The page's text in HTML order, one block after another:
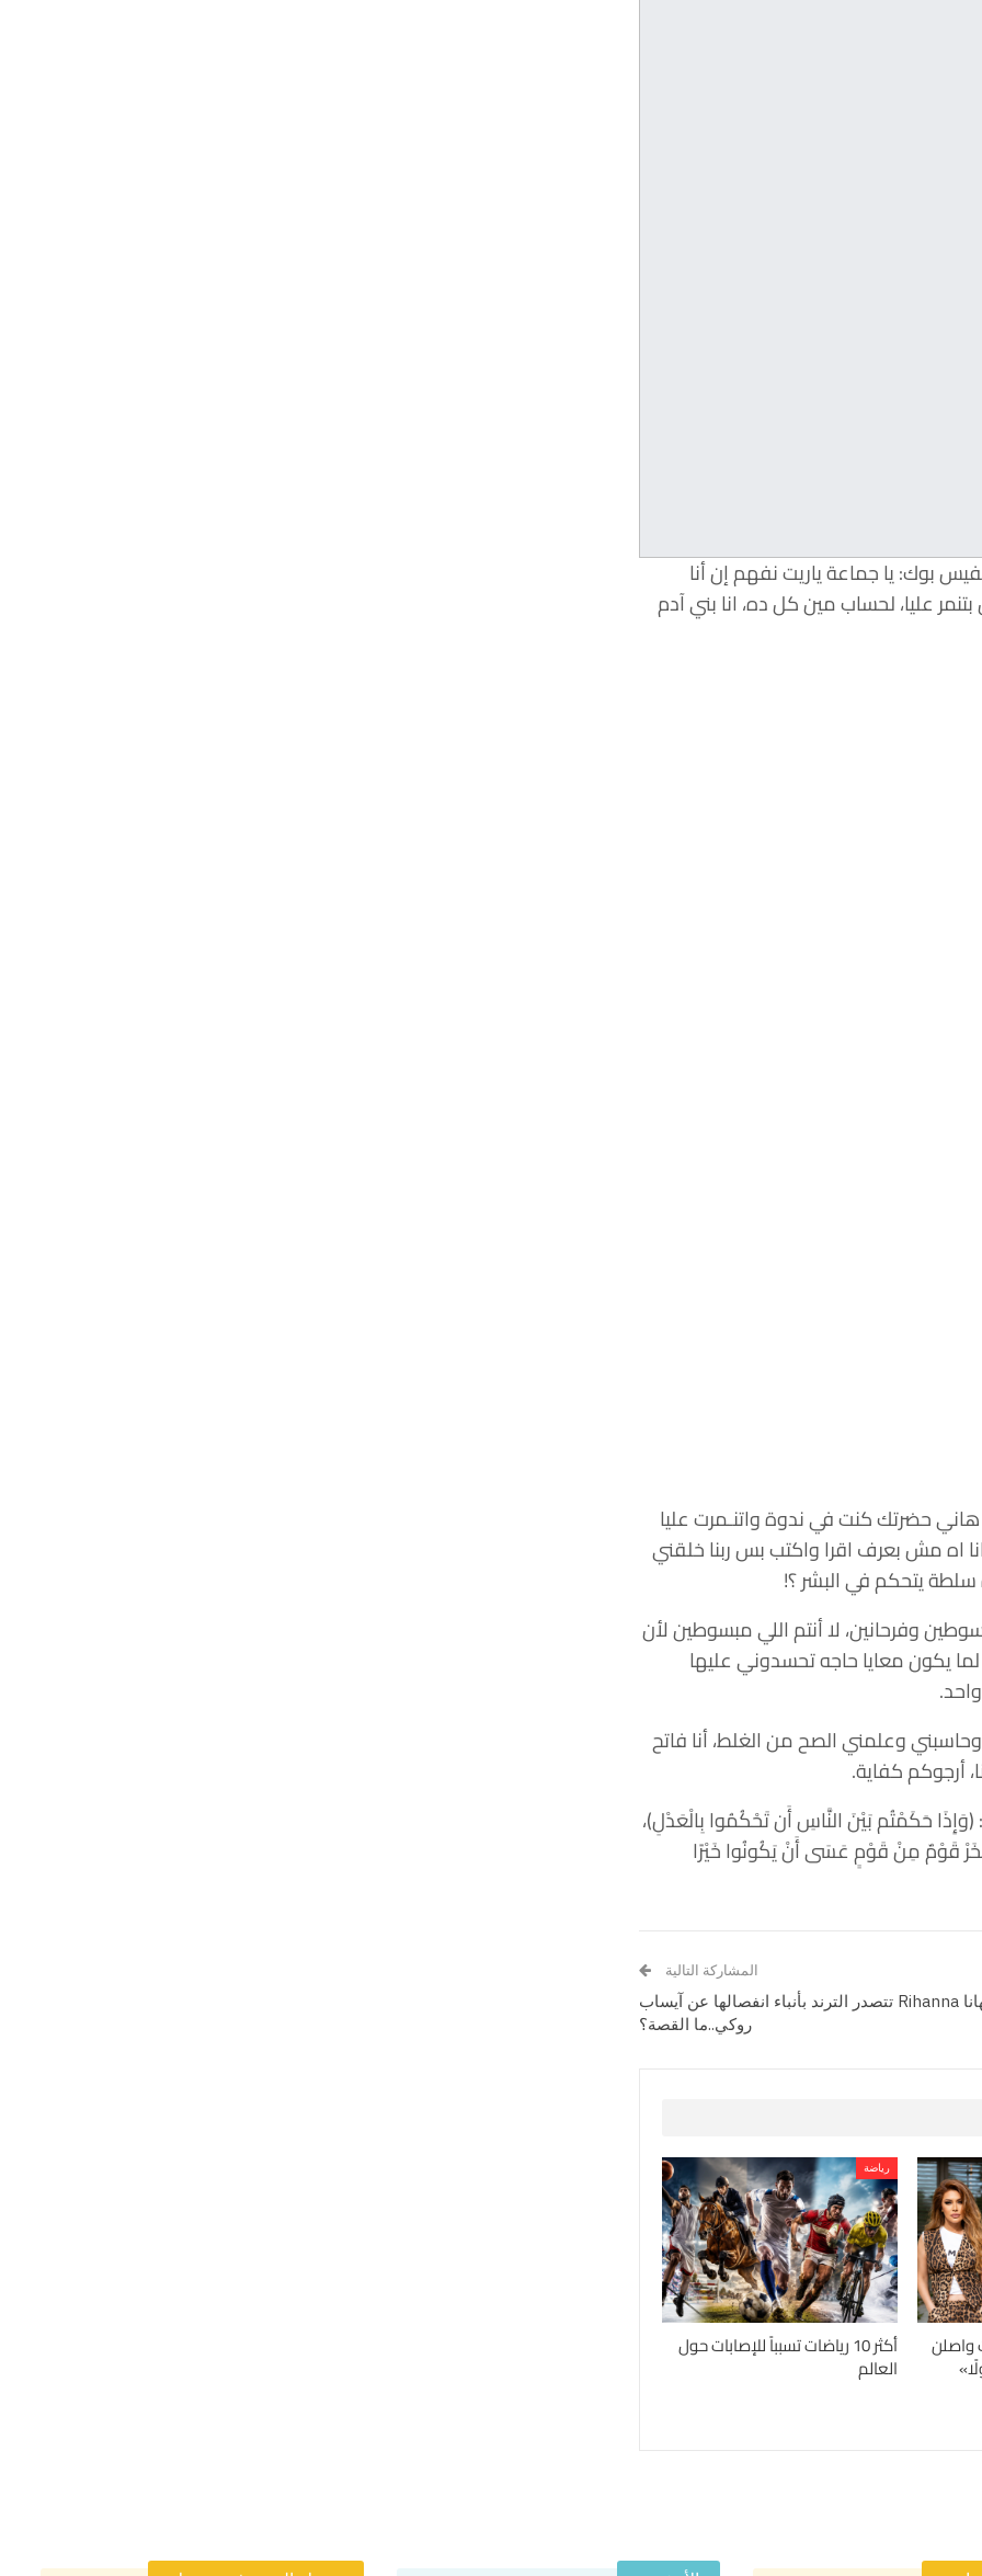
بوك: يا جماعة ياريت نفهم إن أنا
عليا، لحساب مين كل ده، انا بني آدم
هاني حضرتك كنت في ندوة واتنـمرت عليا
انا اه مش بعرف اقرا واكتب بس ربنا خلقني
يتحكم في البشر ؟!
مبسوطين وفرحانين، لا أنتم اللي مبسوطين لأن
يكون معايا حاجه تحسدوني عليها
وعلمني الصح من الغلط، أنا فاتح
أرجوكم كفاية.
(وَإِذَا حَكَمْتُم بَيْنَ النَّاسِ أَن تَحْكُمُوا بِالْعَدْلِ)،
يَسْخَرْ قَوْمٌ مِنْ قَوْمٍ عَسَى أَنْ يَكُونُوا خَيْرًا
المشاركة التالية
ريهانا Rihanna تتصدر الترند بأنباء انفصالها عن آيساب
روكي..ما القصة؟
واصلن
رياضة
أكثر 10 رياضات تسبباً للإصابات حول
العالم